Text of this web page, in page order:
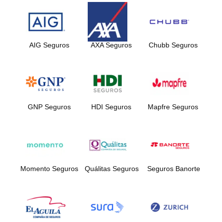
AIG Seguros AXA Seguros Chubb Seguros
GNP Seguros HDI Seguros Mapfre Seguros
Momento Seguros Quálitas Seguros Seguros Banorte